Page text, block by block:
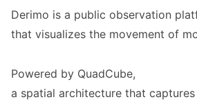
Derimo is a public observation
that visualizes the movement of
Powered by QuadCube,
a spatial architecture that